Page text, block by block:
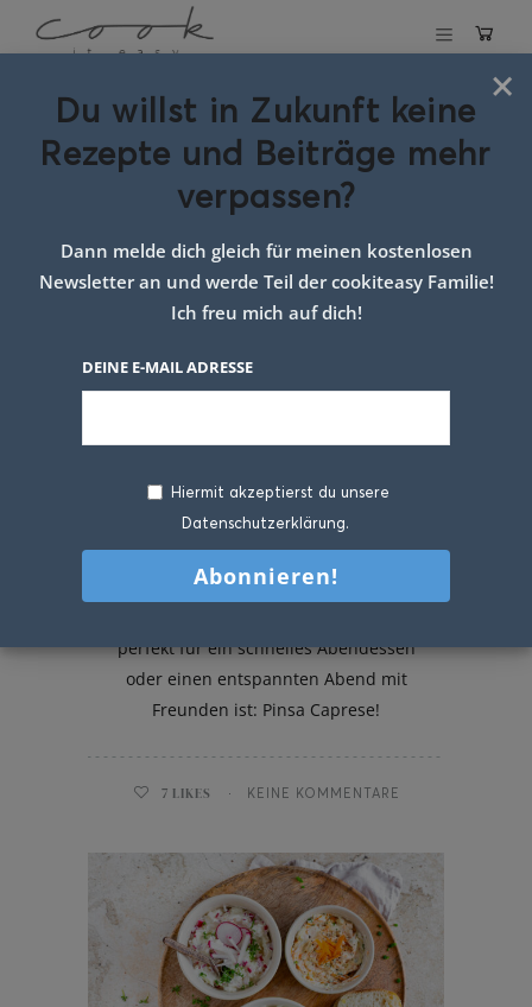
Vorspeisen,
Salate & Suppen
Pinsa Caprese
perfekt für ein schnelles Abendessen
oder einen entspannten Abend mit
Freunden ist: Pinsa Caprese!
7 LIKES KEINE KOMMENTARE
×
Du willst in Zukunft keine
Rezepte und Beiträge mehr
verpassen?
Dann melde dich gleich für meinen kostenlosen
Newsletter an und werde Teil der cookiteasy Familie!
Ich freu mich auf dich!
DEINE E-MAIL ADRESSE
Hiermit akzeptierst du unsere
Datenschutzerklärung.